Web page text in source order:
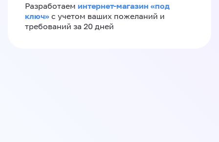
Разработаем интернет-магазин «‎под
ключ»‎ с учетом ваших пожеланий и
требований за 20 дней